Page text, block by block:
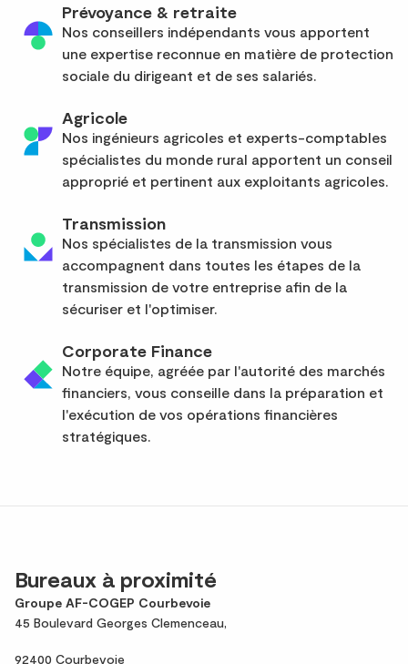
Prévoyance & retraite
Nos conseillers indépendants vous apportent
une expertise reconnue en matière de protection
sociale du dirigeant et de ses salariés.
Agricole
Nos ingénieurs agricoles et experts-comptables
spécialistes du monde rural apportent un conseil
approprié et pertinent aux exploitants agricoles.
Transmission
Nos spécialistes de la transmission vous
accompagnent dans toutes les étapes de la
transmission de votre entreprise afin de la
sécuriser et l'optimiser.
Corporate Finance
Notre équipe, agréée par l'autorité des marchés
financiers, vous conseille dans la préparation et
l'exécution de vos opérations financières
stratégiques.
Bureaux à proximité
Groupe AF-COGEP Courbevoie
45 Boulevard Georges Clemenceau,
92400 Courbevoie